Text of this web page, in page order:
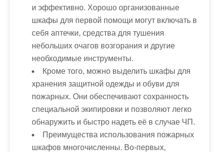
и эффективно. Хорошо организованные
шкафы для первой помощи могут включать в
себя аптечки, средства для тушения
небольших очагов возгорания и другие
необходимые инструменты.
Кроме того, можно выделить шкафы для
хранения защитной одежды и обуви для
пожарных. Они обеспечивают сохранность
специальной экипировки и позволяют легко
обнаружить и быстро надеть её в случае ЧП.
Преимущества использования пожарных
шкафов многочисленны. Во-первых,